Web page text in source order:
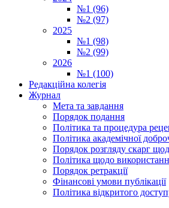
№1 (96)
№2 (97)
2025
№1 (98)
№2 (99)
2026
№1 (100)
Редакційна колегія
Журнал
Мета та завдання
Порядок подання
Політика та процедура
Політика академічної
Порядок розгляду скарг
Політика щодо
Порядок ретракції
Фінансові умови публікації
Політика відкритого